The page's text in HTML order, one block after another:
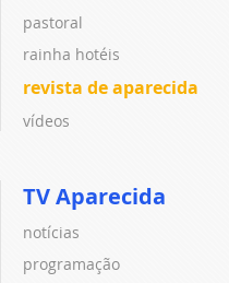
pastoral
rainha hotéis
revista de aparecida
vídeos
TV Aparecida
notícias
programação